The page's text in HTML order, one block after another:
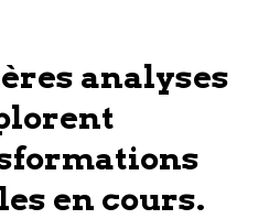
analyses
en cours.